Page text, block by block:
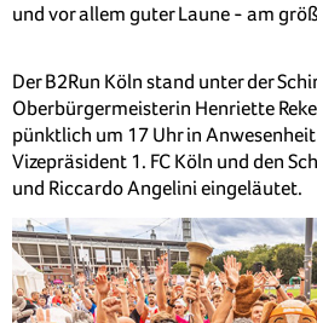
und vor allem guter Laune - am
Der B2Run Köln stand unter der
Oberbürgermeisterin Henriette
pünktlich um 17 Uhr in
Vizepräsident 1. FC Köln und den
und Riccardo Angelini eingeläutet.